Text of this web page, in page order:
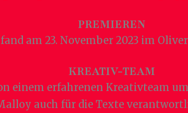
PREMIEREN
am 23. November 2023 im
KREATIV-TEAM
einem erfahrenen Kreativteam
auch für die Texte